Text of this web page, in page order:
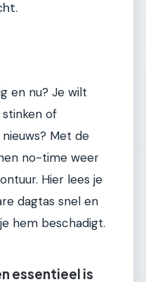
en nu? Je wilt
of
Met de
no-time weer
Hier lees je
dagtas snel en
hem beschadigt.
essentieel is